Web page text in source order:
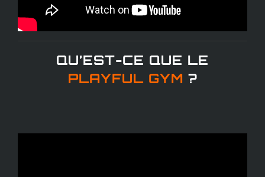
QU’EST-CE QUE LE
PLAYFUL GYM ?